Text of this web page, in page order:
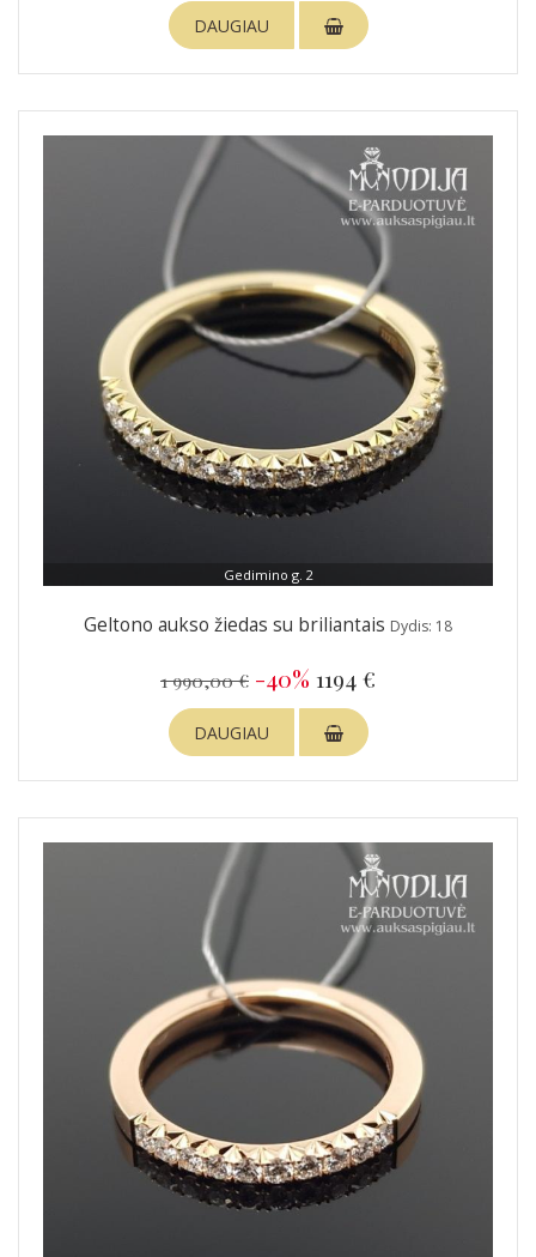
DAUGIAU
Gedimino g. 2
Geltono aukso žiedas su briliantais Dydis: 18
1 990,00 € -40% 1194 €
DAUGIAU